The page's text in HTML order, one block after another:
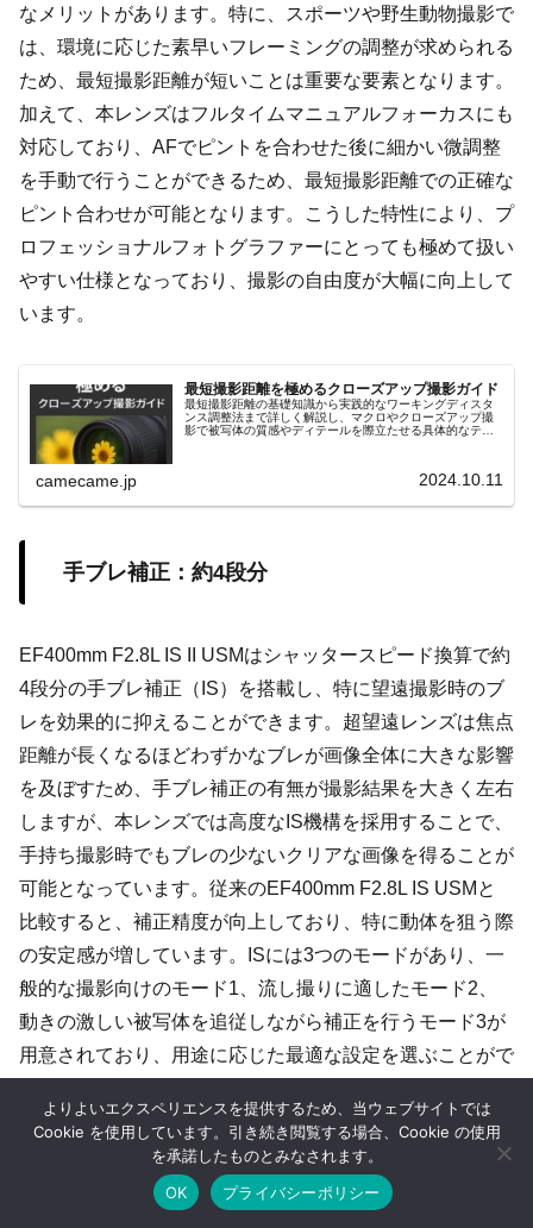
なメリットがあります。特に、スポーツや野生動物撮影で
は、環境に応じた素早いフレーミングの調整が求められる
ため、最短撮影距離が短いことは重要な要素となります。
加えて、本レンズはフルタイムマニュアルフォーカスにも
対応しており、AFでピントを合わせた後に細かい微調整
を手動で行うことができるため、最短撮影距離での正確な
ピント合わせが可能となります。こうした特性により、プ
ロフェッショナルフォトグラファーにとっても極めて扱い
やすい仕様となっており、撮影の自由度が大幅に向上して
います。
最短撮影距離を極めるクローズアップ撮影ガイド
最短撮影距離の基礎知識から実践的なワーキングディスタ
ンス調整法まで詳しく解説し、マクロやクローズアップ撮
影で被写体の質感やディテールを際立たせる具体的なテク
camecame.jp 2024.10.11
手ブレ補正：約4段分
EF400mm F2.8L IS II USMはシャッタースピード換算で約
4段分の手ブレ補正（IS）を搭載し、特に望遠撮影時のブ
レを効果的に抑えることができます。超望遠レンズは焦点
距離が長くなるほどわずかなブレが画像全体に大きな影響
を及ぼすため、手ブレ補正の有無が撮影結果を大きく左右
しますが、本レンズでは高度なIS機構を採用することで、
手持ち撮影時でもブレの少ないクリアな画像を得ることが
可能となっています。従来のEF400mm F2.8L IS USMと
比較すると、補正精度が向上しており、特に動体を狙う際
の安定感が増しています。ISには3つのモードがあり、一
般的な撮影向けのモード1、流し撮りに適したモード2、
動きの激しい被写体を追従しながら補正を行うモード3が
用意されており、用途に応じた最適な設定を選ぶことがで
振る必要がありますが、モード2では流し撮り時に縦方向
のブレを抑えながら横方向の動きを自然に表現することが
可能となり、躍動感のある撮影が行えます。また、モード
シェア 目次へ トップ
よりよいエクスペリエンスを提供するため、当ウェブサイトでは
Cookie を使用しています。引き続き閲覧する場合、Cookie の使用
を承諾したものとみなされます。
OK
プライバシーポリシー